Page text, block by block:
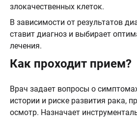
злокачественных клеток.
В зависимости от результатов
ставит диагноз и выбирает
лечения.
Как проходит прием?
Врач задает вопросы о
истории и риске развития рака,
осмотр. Назначает